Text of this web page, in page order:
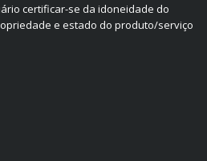
certificar-se da idoneidade do
e estado do produto/serviço